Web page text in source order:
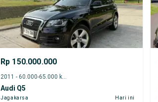
Rp 150.000.000
2011 - 60.000-65.000 km
Audi Q5
Jagakarsa Hari ini